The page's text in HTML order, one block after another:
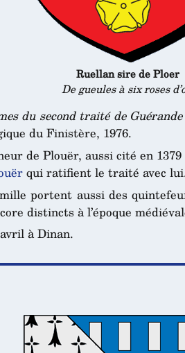
Ruellan sire de Ploer
De gueules à six roses
du second traité de
du Finistère, 1976.
de Plouër, aussi cité en
qui ratifient le traité avec
portent aussi des
distincts à l’époque
à Dinan.